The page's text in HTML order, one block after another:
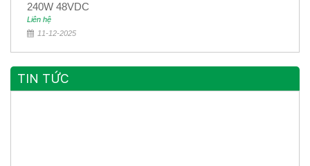
240W 48VDC
Liên hệ
11-12-2025
TIN TỨC